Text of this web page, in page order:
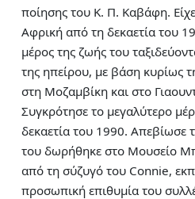
ποίησης του Κ. Π. Καβάφη.
Αφρική από τη δεκαετία του
μέρος της ζωής του
της ηπείρου, με βάση κυρίως
στη Μοζαμβίκη και στο
Συγκρότησε το μεγαλύτερο
δεκαετία του 1990. Απεβίωσε
του δωρήθηκε στο Μουσείο
από τη σύζυγό του Connie,
προσωπική επιθυμία του